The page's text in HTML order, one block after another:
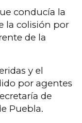
conducía la
la colisión por
de la
y el
por agentes
de
Puebla.